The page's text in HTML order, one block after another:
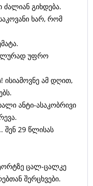
გიხდება.
ხარ, რომ
უფრო
ისიამოვნე ამ დღით,
ანტი-ასაკობრივი
შენ 29 წლისას
ცალ-ცალკე
შერცხვები.